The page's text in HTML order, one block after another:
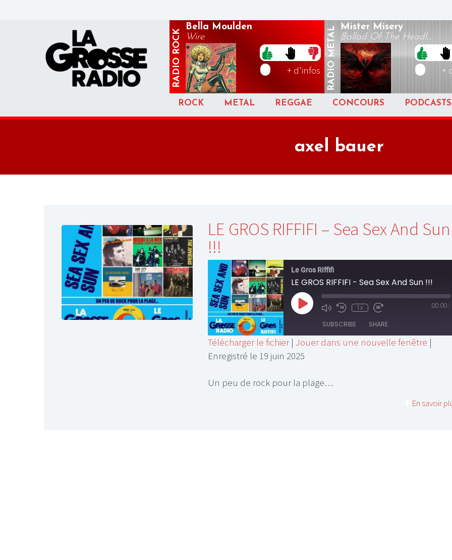
RADIO
ROCK
Bella Moulden
Wire
+ d'infos RADIO
METAL Mister Misery
Ballad Of The Headl...
+
ROCK METAL REGGAE CONCOURS PODCASTS
axel bauer
LE GROS RIFFIFI – Sea Sex And Sun
!!!
Le Gros Riffifi
LE GROS RIFFIFI - Sea Sex And Sun !!!
Play
EpisodeMute/Unmute
Episode
Rewind
10
1x
Fast
Forward
seconds
00:00 /
SUBSCRIBE SHARE
SHARE
Télécharger le fichier| Jouer dans une nouvelle fenêtre |
Enregistré le 19 juin 2025
Un peu de rock pour la plage…
En savoir